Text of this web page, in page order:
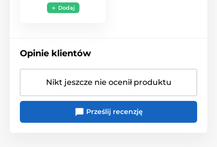
Dodaj
Opinie klientów
Nikt jeszcze nie ocenił produktu
Prześlij recenzję